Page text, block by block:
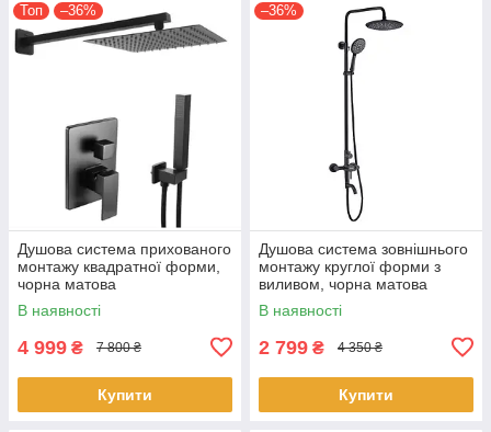
Топ –36%
Душова система прихованого
монтажу квадратної форми,
чорна матова
В наявності
4 999 ₴ 7 800 ₴
Купити
–36%
Душова система зовнішнього
монтажу круглої форми з
виливом, чорна матова
В наявності
2 799 ₴ 4 350 ₴
Купити